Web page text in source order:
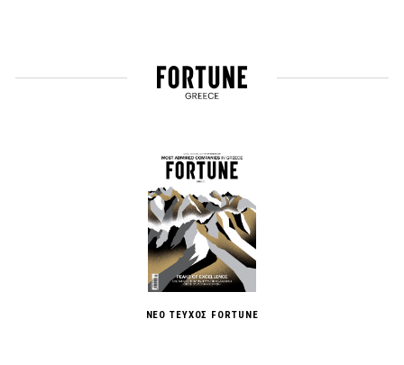
ΝΕΟ ΤΕΥΧΟΣ FORTUNE